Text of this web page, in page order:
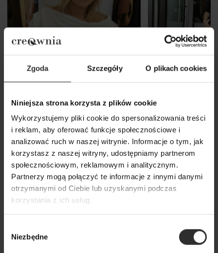
Zgoda Szczegóły O plikach cookies
Niniejsza strona korzysta z plików cookie
Wykorzystujemy pliki cookie do spersonalizowania treści
i reklam, aby oferować funkcje społecznościowe i
analizować ruch w naszej witrynie. Informacje o tym, jak
korzystasz z naszej witryny, udostępniamy partnerom
społecznościowym, reklamowym i analitycznym.
Partnerzy mogą połączyć te informacje z innymi danymi
otrzymanymi od Ciebie lub uzyskanymi podczas
korzystania z ich usług.
zgody
Niezbędne
Wiskozowa Bluzka w kolorze
ecru z dekoltem w łódkę Julia
Ecru
179,00 zł
Czarny Żakiet z
Black&Crown
629,00 zł
Popularne produkty
Wybrane dla Ciebie z sercem i charakterem